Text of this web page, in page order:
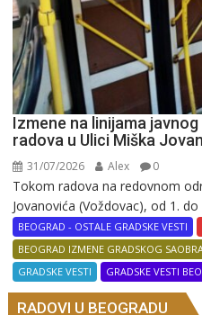
Izmene na linijama
radova u Ulici Miška
31/07/2026 Alex 0
Tokom radova na redovnom
Jovanovića (Voždovac), od 1.
BEOGRAD - OSTALE GRADSKE VESTI
BEOGRAD IZMENE GRADSKOG
GRADSKE VESTI
GRADSKE VESTI
RADOVI U BEOGRADU